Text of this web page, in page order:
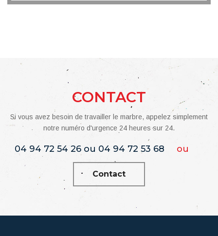
CONTACT
Si vous avez besoin de travailler le marbre, appelez simplement
notre numéro d'urgence 24 heures sur 24.
04 94 72 54 26 ou 04 94 72 53 68 ou
Contact